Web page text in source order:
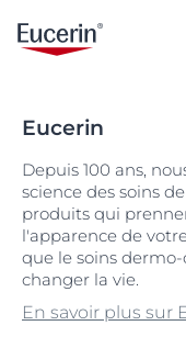
Eucerin
Depuis 100 ans,
science des soins
produits qui
l'apparence de
que le soins
changer la vie.
En savoir plus sur